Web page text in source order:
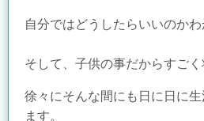
自分ではどうしたらいいのか
そして、子供の事だからすごく
徐々にそんな間にも日に日に
ます。